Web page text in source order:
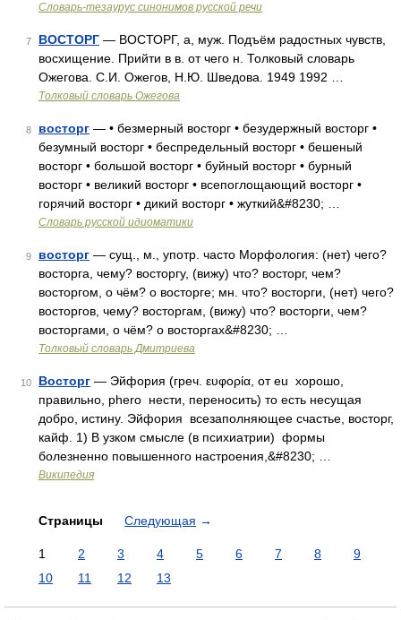
Словарь-тезаурус синонимов русской речи
7 ВОСТОРГ — ВОСТОРГ, а, муж. Подъём радостных чувств,
восхищение. Прийти в в. от чего н. Толковый словарь
Ожегова. С.И. Ожегов, Н.Ю. Шведова. 1949 1992 …
Толковый словарь Ожегова
8 восторг — • безмерный восторг • безудержный восторг •
безумный восторг • беспредельный восторг • бешеный
восторг • большой восторг • буйный восторг • бурный
восторг • великий восторг • всепоглощающий восторг •
горячий восторг • дикий восторг • жуткий&#8230; …
Словарь русской идиоматики
9 восторг — сущ., м., употр. часто Морфология: (нет) чего?
восторга, чему? восторгу, (вижу) что? восторг, чем?
восторгом, о чём? о восторге; мн. что? восторги, (нет) чего?
восторгов, чему? восторгам, (вижу) что? восторги, чем?
восторгами, о чём? о восторгах&#8230; …
Толковый словарь Дмитриева
10 Восторг — Эйфория (греч. ευφορία, от eu хорошо,
правильно, phero нести, переносить) то есть несущая
добро, истину. Эйфория всезаполняющее счастье, восторг,
кайф. 1) В узком смысле (в психиатрии) формы
болезненно повышенного настроения,&#8230; …
Википедия
Страницы Следующая →
1 2 3 4 5 6 7 8
9
10
11 12 13